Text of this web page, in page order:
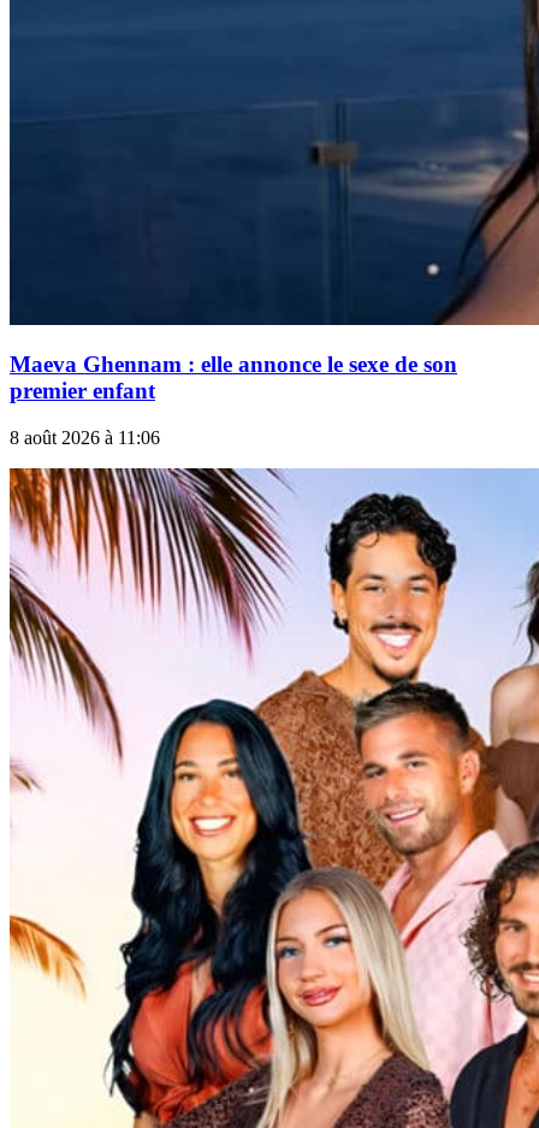
Maeva Ghennam : elle annonce le sexe de son
premier enfant
8 août 2026 à 11:06